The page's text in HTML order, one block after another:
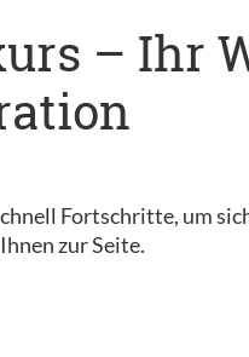
– Ihr
Fortschritte, um
zur Seite.